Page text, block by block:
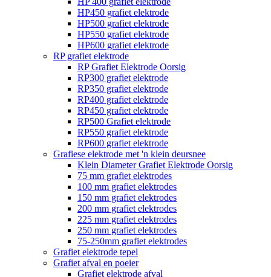
HP450 grafiet elektrode
HP500 grafiet elektrode
HP550 grafiet elektrode
HP600 grafiet elektrode
RP grafiet elektrode
RP Grafiet Elektrode Oorsig
RP300 grafiet elektrode
RP350 grafiet elektrode
RP400 grafiet elektrode
RP450 grafiet elektrode
RP500 Grafiet elektrode
RP550 grafiet elektrode
RP600 grafiet elektrode
Grafiese elektrode met 'n klein deursnee
Klein Diameter Grafiet Elektrode Oorsig
75 mm grafiet elektrodes
100 mm grafiet elektrodes
150 mm grafiet elektrodes
200 mm grafiet elektrodes
225 mm grafiet elektrodes
250 mm grafiet elektrodes
75-250mm grafiet elektrodes
Grafiet elektrode tepel
Grafiet afval en poeier
Grafiet elektrode afval